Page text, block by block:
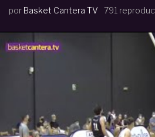
por Basket Cantera TV 791